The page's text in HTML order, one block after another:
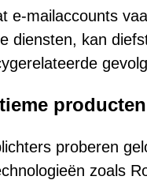
e-mailaccounts
diensten, kan
proberen
zoals